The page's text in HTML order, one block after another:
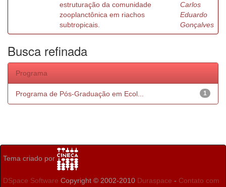
estruturação da comunidade
zooplanctônica em riachos
subtropicais.
Carlos
Eduardo
Gonçalves
Busca refinada
Programa
1
Programa de Pós-Graduação em Ecol...
Tema criado por
DSpace Software Copyright © 2002-2010 Duraspace - Contato com